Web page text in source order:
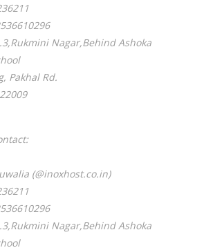
Nagar,Behind Ashoka
Pakhal Rd.
(@inoxhost.co.in)
Nagar,Behind Ashoka